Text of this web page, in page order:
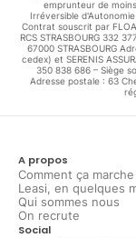
emprunteur de
Irréversible
Contrat souscrit par
RCS STRASBOURG 332
67000 STRASBOURG
cedex) et SERENIS
350 838 686 – Siège
Adresse postale : 63
A propos
Comment ça marche
Leasi, en quelques
Qui sommes nous
On recrute
Social